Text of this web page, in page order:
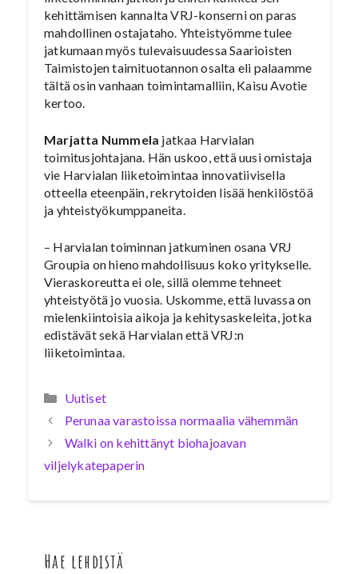
kehittämisen kannalta VRJ-konserni on paras
mahdollinen ostajataho. Yhteistyömme tulee
jatkumaan myös tulevaisuudessa Saarioisten
Taimistojen taimituotannon osalta eli palaamme
tältä osin vanhaan toimintamalliin, Kaisu Avotie
kertoo.
Marjatta Nummela jatkaa Harvialan
toimitusjohtajana. Hän uskoo, että uusi omistaja
vie Harvialan liiketoimintaa innovatiivisella
otteella eteenpäin, rekrytoiden lisää henkilöstöä
ja yhteistyökumppaneita.
– Harvialan toiminnan jatkuminen osana VRJ
Groupia on hieno mahdollisuus koko yritykselle.
Vieraskoreutta ei ole, sillä olemme tehneet
yhteistyötä jo vuosia. Uskomme, että luvassa on
mielenkiintoisia aikoja ja kehitysaskeleita, jotka
edistävät sekä Harvialan että VRJ:n
liiketoimintaa.
Kategoriat
Uutiset
Perunaa varastoissa normaalia vähemmän
Walki on kehittänyt biohajoavan
viljelykatepaperin
Hae lehdistä